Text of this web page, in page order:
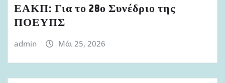
ΕΑΚΠ: Για το 28ο Συνέδριο της
ΠΟΕΥΠΣ
admin Μάι 25, 2026